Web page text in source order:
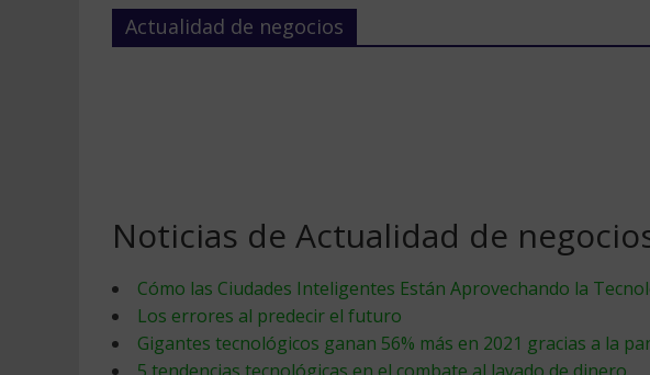
Actualidad de negocios
Noticias de Actualidad de
Cómo las Ciudades Inteligentes Están Aprovechando la
Los errores al predecir el futuro
Gigantes tecnológicos ganan 56% más en 2021 gracias a la